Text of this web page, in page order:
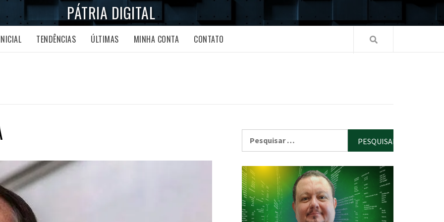
PÁTRIA DIGITAL
TENDÊNCIAS ÚLTIMAS MINHA CONTA CONTATO